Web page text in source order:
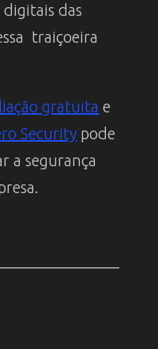
das
traiçoeira
gratuita e
Security pode
a segurança